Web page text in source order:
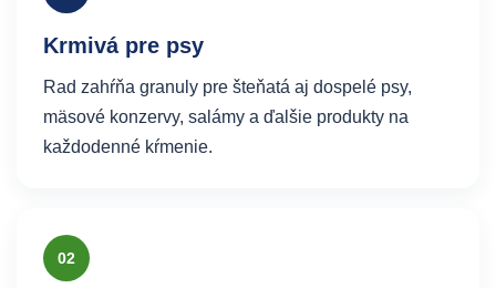
Krmivá pre psy
Rad zahŕňa granuly pre šteňatá aj dospelé psy,
mäsové konzervy, salámy a ďalšie produkty na
každodenné kŕmenie.
02